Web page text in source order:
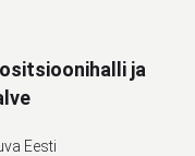
ja
Eesti